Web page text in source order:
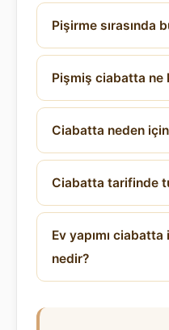
Pişirme sırasında
Pişmiş ciabatta ne
Ciabatta neden
Ciabatta tarifinde
Ev yapımı
nedir?